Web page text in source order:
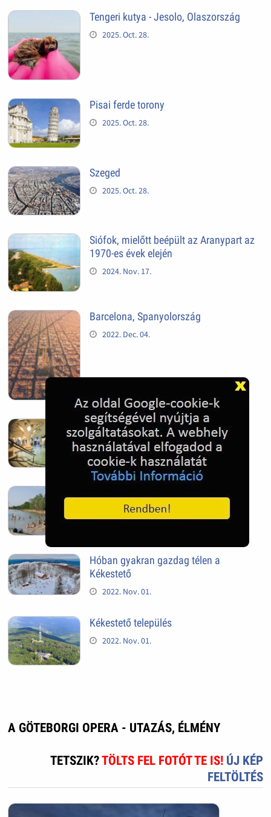
Tengeri kutya - Jesolo, Olaszország
2025. Oct. 28.
Pisai ferde torony
2025. Oct. 28.
Szeged
2025. Oct. 28.
Siófok, mielőtt beépült az Aranypart az
1970-es évek elején
2024. Nov. 17.
Barcelona, Spanyolország
2022. Dec. 04.
Hagymatikum | Makó fürdő
2022. Nov. 01.
2022. Nov. 01.
Hóban gyakran gazdag télen a
Kékestető
2022. Nov. 01.
Kékestető település
2022. Nov. 01.
A GÖTEBORGI OPERA - UTAZÁS, ÉLMÉNY
TETSZIK?TÖLTS FEL FOTÓT TE IS! ÚJ KÉP
FELTÖLTÉS